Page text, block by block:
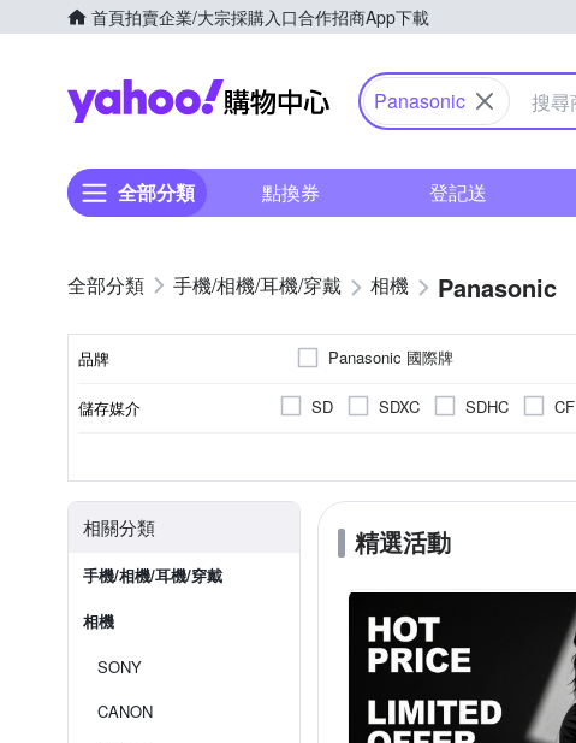
首頁拍賣企業/大宗採購入口合作招商App下載
Yahoo購物中心
Panasonic
全部分類 點換券 登記送
手機/相機/耳機/穿戴 相機 Panasonic
品牌 Panasonic 國際牌
儲存媒介 SD SDXC SDHC CF
相關分類
手機/相機/耳機/穿戴
相機
SONY
CANON
精選活動